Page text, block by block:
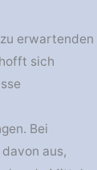
erwartenden
sich
Bei
aus,